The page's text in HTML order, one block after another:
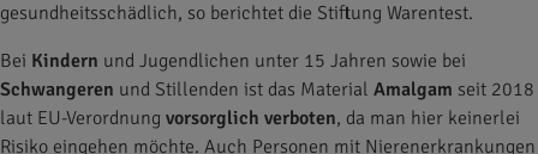
gesundheitsschädlich, so berichtet die Stiftung Warentest.
Bei Kindern und Jugendlichen unter 15 Jahren sowie bei
Schwangeren und Stillenden ist das Material Amalgam seit 2018
laut EU-Verordnung vorsorglich verboten, da man hier keinerlei
Risiko eingehen möchte. Auch Personen mit Nierenerkrankungen